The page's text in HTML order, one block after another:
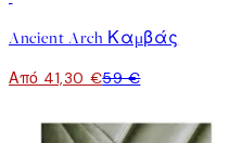
Ancient Arch Καμβάς
Από 41,30 €59 €